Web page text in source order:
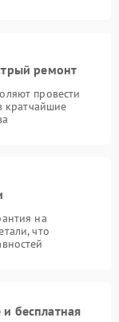
ремонт
провести
кратчайшие
на
что
бесплатная